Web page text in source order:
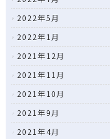
2022年5月
2022年1月
2021年12月
2021年11月
2021年10月
2021年9月
2021年4月